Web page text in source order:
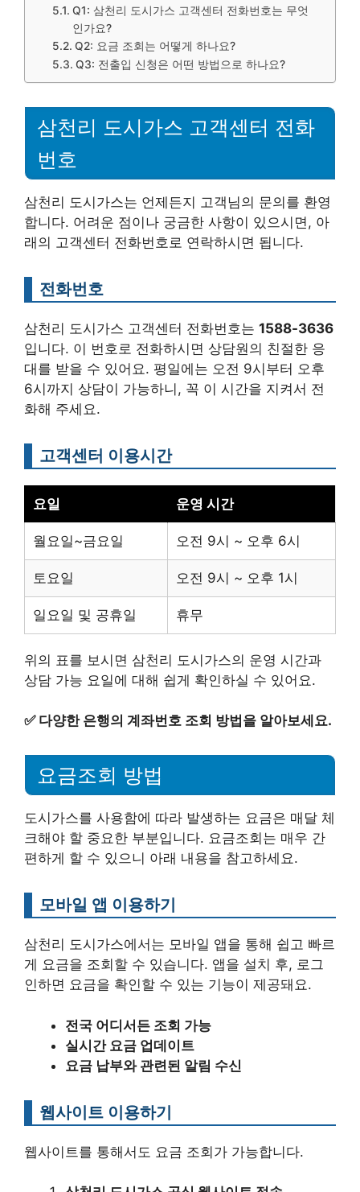
Q1: 삼천리 도시가스 고객센터 전화번호는 무엇
인가요?
Q2: 요금 조회는 어떻게 하나요?
Q3: 전출입 신청은 어떤 방법으로 하나요?
삼천리 도시가스 고객센터 전화
번호
삼천리 도시가스는 언제든지 고객님의 문의를 환영
합니다. 어려운 점이나 궁금한 사항이 있으시면, 아
래의 고객센터 전화번호로 연락하시면 됩니다.
전화번호
삼천리 도시가스 고객센터 전화번호는 1588-3636
입니다. 이 번호로 전화하시면 상담원의 친절한 응
대를 받을 수 있어요. 평일에는 오전 9시부터 오후
6시까지 상담이 가능하니, 꼭 이 시간을 지켜서 전
화해 주세요.
고객센터 이용시간
요일 운영 시간
월요일~금요일 오전 9시 ~ 오후 6시
토요일 오전 9시 ~ 오후 1시
일요일 및 공휴일 휴무
위의 표를 보시면 삼천리 도시가스의 운영 시간과
상담 가능 요일에 대해 쉽게 확인하실 수 있어요.
✅ 다양한 은행의 계좌번호 조회 방법을 알아보세요.
요금조회 방법
도시가스를 사용함에 따라 발생하는 요금은 매달 체
크해야 할 중요한 부분입니다. 요금조회는 매우 간
편하게 할 수 있으니 아래 내용을 참고하세요.
모바일 앱 이용하기
삼천리 도시가스에서는 모바일 앱을 통해 쉽고 빠르
게 요금을 조회할 수 있습니다. 앱을 설치 후, 로그
인하면 요금을 확인할 수 있는 기능이 제공돼요.
전국 어디서든 조회 가능
실시간 요금 업데이트
요금 납부와 관련된 알림 수신
웹사이트 이용하기
웹사이트를 통해서도 요금 조회가 가능합니다.